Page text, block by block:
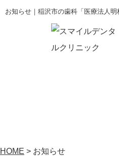
お知らせ｜稲沢市の歯科「医療法人
HOME > お知らせ